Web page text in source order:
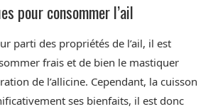
pour consommer l’ail
parti des propriétés de l’ail, il est
frais et de bien le mastiquer
de l’allicine. Cependant, la cuisson
ses bienfaits, il est donc